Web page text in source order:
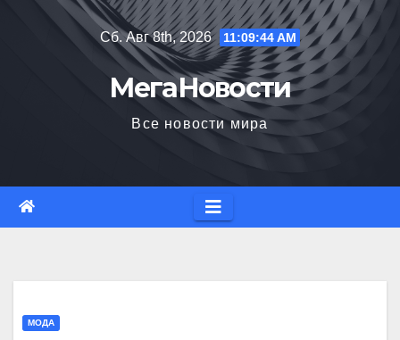
Сб. Авг 8th, 2026 11:09:45 AM
МегаНовости
Все новости мира
МОДА